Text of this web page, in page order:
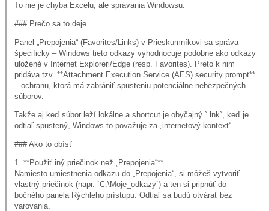
To nie je chyba Excelu, ale správania Windowsu.
### Prečo sa to deje
Panel „Prepojenia“ (Favorites/Links) v Prieskumníkovi sa správa
špecificky – Windows tieto odkazy vyhodnocuje podobne ako odkazy
uložené v Internet Exploreri/Edge (resp. Favorites). Preto k nim
pridáva tzv. **Attachment Execution Service (AES) security prompt**
– ochranu, ktorá má zabrániť spusteniu potenciálne nebezpečných
súborov.
Takže aj keď súbor leží lokálne a shortcut je obyčajný `.lnk`, keď je
odtiaľ spustený, Windows to považuje za „internetový kontext“.
### Ako to obísť
1. **Použiť iný priečinok než „Prepojenia“**
Namiesto umiestnenia odkazu do „Prepojenia“, si môžeš vytvoriť
vlastný priečinok (napr. `C:\Moje_odkazy`) a ten si pripnúť do
bočného panela Rýchleho prístupu. Odtiaľ sa budú otvárať bez
varovania.